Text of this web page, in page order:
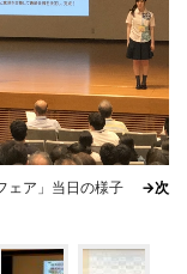
ェア」当日の様子
→次